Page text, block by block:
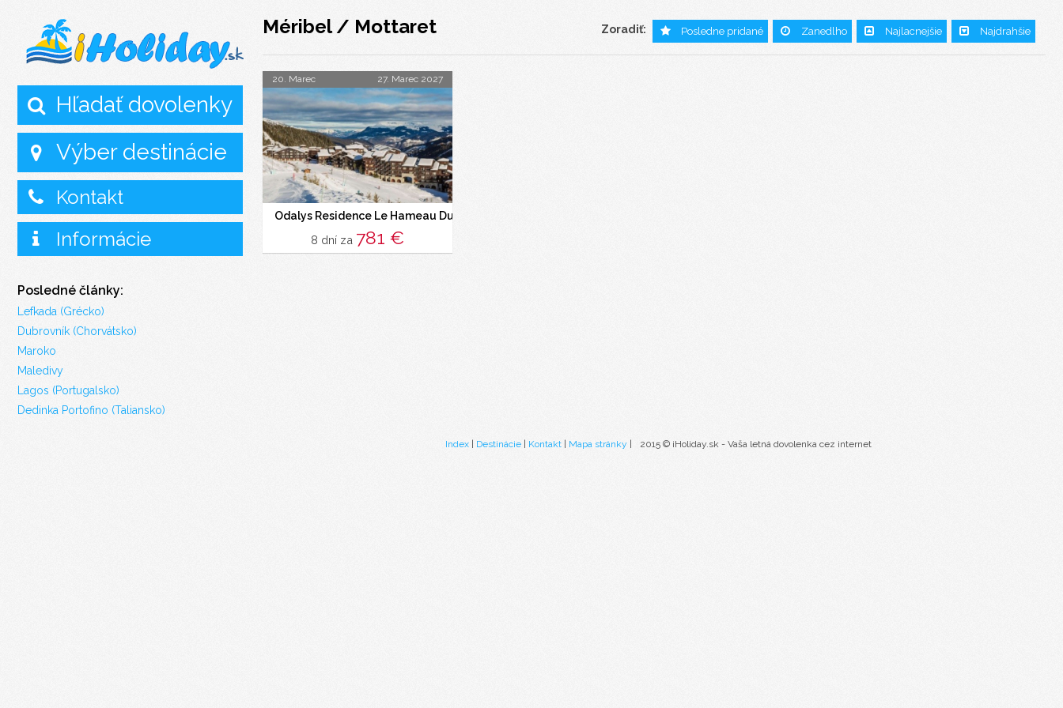
Hľadať dovolenky
Výber destinácie
Kontakt
Informácie
Posledné články:
Lefkada (Grécko)
Dubrovník (Chorvátsko)
Maroko
Maledivy
Lagos (Portugalsko)
Dedinka Portofino (Taliansko)
Méribel / Mottaret Zoradiť: Posledne pridané Zanedlho Najlacnejšie Najdrahšie
20. Marec 27. Marec 2027
Odalys Residence Le Hameau Du Mottaret
8 dní za 781 €
Index| Destinácie| Kontakt| Mapa stránky 2015 © iHoliday.sk - Vaša letná dovolenka cez internet